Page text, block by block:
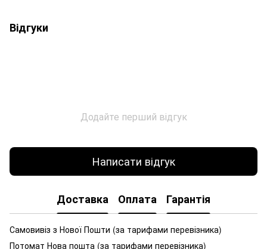
Відгуки
Додайте перший відгук
Написати відгук
Доставка Оплата Гарантія
Самовивіз з Нової Пошти (за тарифами перевізника)
Потомат Нова пошта (за тарифами перевізника)